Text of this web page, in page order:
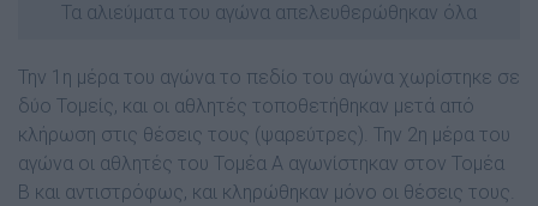
Τα αλιεύµατα του αγώνα απελευθερώθηκαν όλα
Την 1η µέρα του αγώνα το πεδίο του αγώνα χωρίστηκε σε
δύο Τοµείς, και οι αθλητές τοποθετήθηκαν µετά από
κλήρωση στις θέσεις τους (ψαρεύτρες). Την 2η µέρα του
αγώνα οι αθλητές του Τοµέα Α αγωνίστηκαν στον Τοµέα
Β και αντιστρόφως, και κληρώθηκαν µόνο οι θέσεις τους.